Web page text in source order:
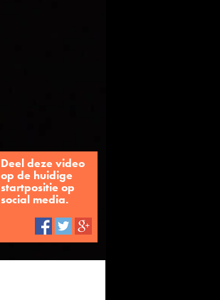
Deel deze video
op de huidige
startpositie op
social media.